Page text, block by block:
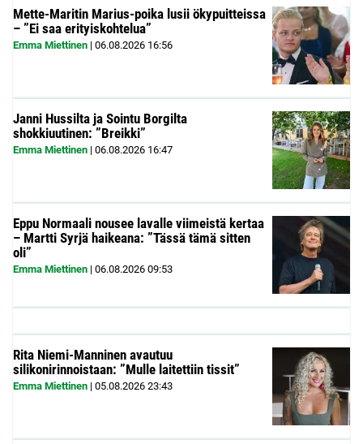
Mette-Maritin Marius-poika lusii ökypuitteissa
– ”Ei saa erityiskohtelua”
Emma Miettinen | 06.08.2026 16:56
Janni Hussilta ja Sointu Borgilta
shokkiuutinen: ”Breikki”
Emma Miettinen | 06.08.2026 16:47
Eppu Normaali nousee lavalle viimeistä kertaa
– Martti Syrjä haikeana: ”Tässä tämä sitten
oli”
Emma Miettinen | 06.08.2026 09:53
Rita Niemi-Manninen avautuu
silikonirinnoistaan: ”Mulle laitettiin tissit”
Emma Miettinen | 05.08.2026 23:43